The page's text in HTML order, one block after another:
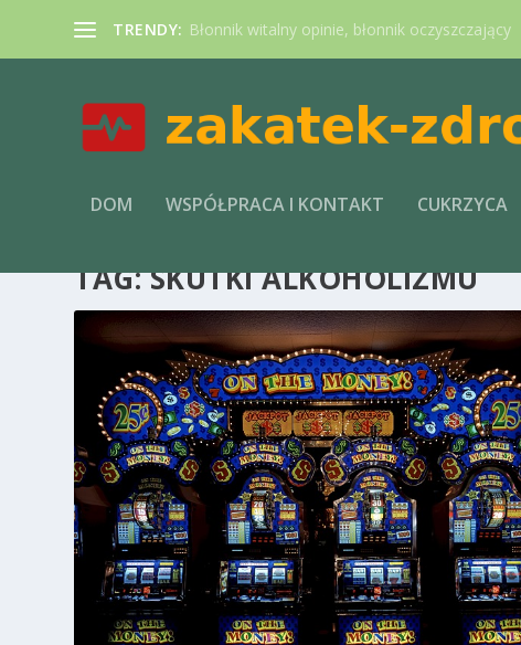
TRENDY: Błonnik witalny opinie, błonnik oczyszczający
DOM WSPÓŁPRACA I KONTAKT CUKRZYCA
TAG:SKUTKI ALKOHOLIZMU